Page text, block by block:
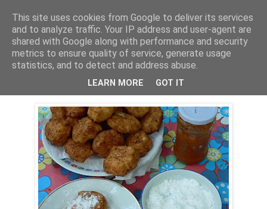
MAMAZON
2008. augusztus 21., csütörtök
This site uses cookies from Google to deliver its services
and to analyze traffic. Your IP address and user-agent are
shared with Google along with performance and security
metrics to ensure quality of service, generate usage
statistics, and to detect and address abuse.
LEARN MORE GOT IT